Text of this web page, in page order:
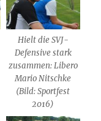
Hielt die SVJ-
Defensive stark
zusammen: Libero
Mario Nitschke
(Bild: Sportfest
2016)